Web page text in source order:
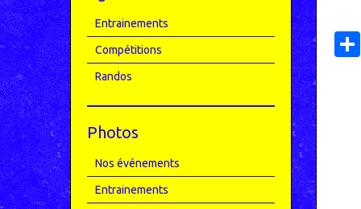
Entrainements
Compétitions
Randos
Photos
Nos événements
Entrainements